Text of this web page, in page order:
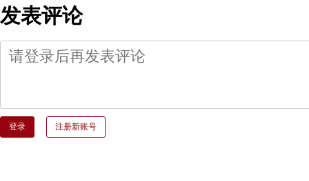
发表评论
登录 注册新账号